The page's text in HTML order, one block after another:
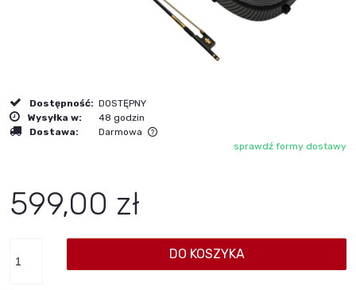
Dostępność: DOSTĘPNY
Wysyłka w:
48 godzin
Dostawa:
Darmowa
Cena nie zawiera ewentualnych kosztów płatnościsprawdź formy dostawy
599,00 zł
DO KOSZYKA